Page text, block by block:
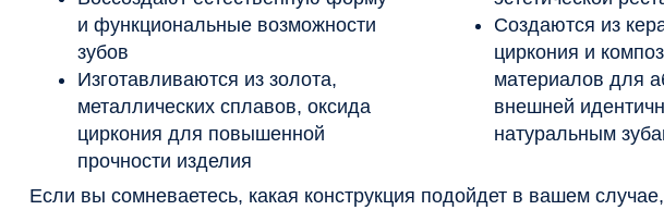
В чем преимущества зубных вкладок?
Помимо технологии изготовления, зубные протезы в виде вкладокотличаются от
пломб по следующим параметрам:
Во-первых, они намного прочнее и долговечнее, чем пломбы. Например,
службы керамической вкладки составляет 10— 15 лет. Ни одна пломба не
способна качественно выполнять свои функции в течение такого